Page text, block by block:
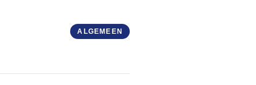
ALGEMEEN